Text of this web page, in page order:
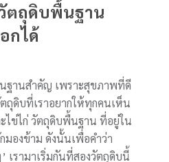
ตถุดิบพื้นฐาน
กได้
ฐานสำคัญ เพราะสุขภาพที่ดี
ถุดิบที่เราอยากให้ทุกคนเห็น
ไข่ไก่ วัตถุดิบพื้นฐาน ที่อยู่ใน
องข้าม ดังนั้นเพื่อคำว่า
เรามาเริ่มกันที่สองวัตถุดิบนี้